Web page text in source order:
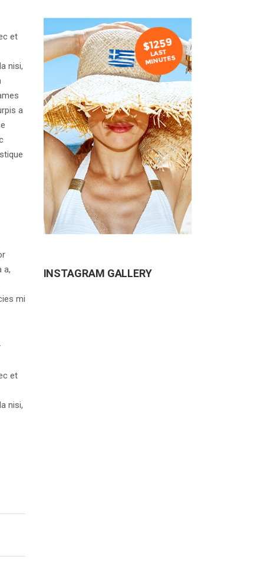
et
nisi,
a
a,
mi
et
nisi,
INSTAGRAM GALLERY